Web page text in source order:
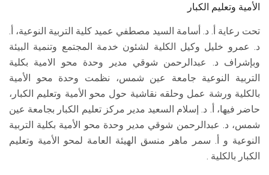
سجل الان
الأمية وتعليم الكبار
تحت رعاية أ. د. أسامة السيد مصطفي عميد كلية التربية النوعية، أ.
د. عمرو خليل وكيل الكلية لشئون خدمة المجتمع وتنمية البيئة
وبإشراف د. عبدالرحمن شوقي مدير وحدة محو الامية بكلية
التربية النوعية جامعة عين شمس، نظمت وحدة محو الأمية
بالكلية ورشة عمل وحلقه نقاشية حول محو الأمية وتعليم الكبار،
حاضر فيها، أ. د. إسلام السعيد مدير مركز تعليم الكبار بجامعة عين
شمس، د. عبدالرحمن شوقي مدير وحدة محو الأمية بكلية التربية
النوعية و أ. سمر ماهر منسق الهيئة العامة لمحو الأمية وتعليم
الكبار بالكلية .